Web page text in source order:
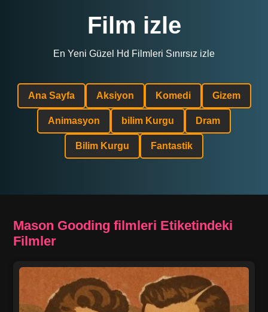
Film izle
En Yeni Güzel Hd Filmleri Sınırsız izle
Ana Sayfa Aksiyon Komedi Gizem
Animasyon bilim Kurgu Dram
Bilim Kurgu Fantastik
Mason Gooding filmleri Etiketindeki
Filmler